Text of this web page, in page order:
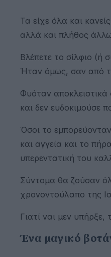
Τα είχε όλα και
αλλά και πλήθος
Βλέπετε το σίλφιο (ή
Ήταν όμως, σαν από
Φυόταν αποκλειστικά
και δεν ευδοκιμούσε
Όσοι το
και αγγεία και το
υπερεντατική του
Σύντομα θα ζούσαν
χρονοντούλαπο της
Γιατί ναι μεν υπήρξε,
Ένα μαγικό